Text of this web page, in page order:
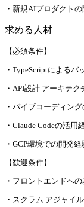
・新規AIプロダクト
求める人材
【必須条件】
・TypeScriptによる
・API設計 アーキテ
・バイブコーディン
・Claude Codeの活用
・GCP環境での開発経
【歓迎条件】
・フロントエンドへ
・スクラム アジャイ